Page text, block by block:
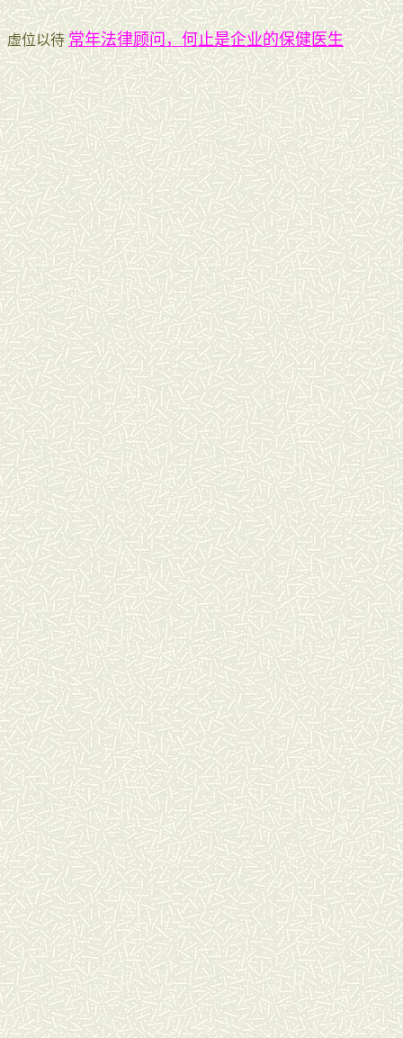
虚位以待常年法律顾问，何止是企业的保健医生